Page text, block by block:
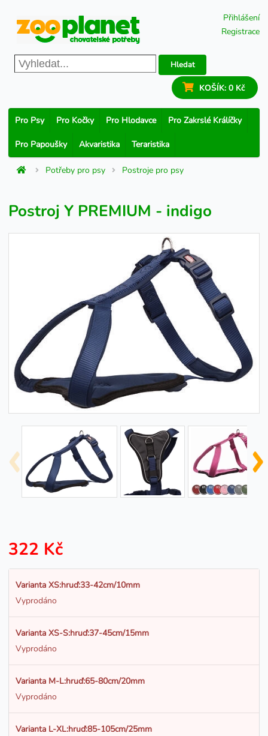
Přihlášení
Registrace
Hledat
KOŠÍK: 0 Kč
Pro Psy Pro Kočky Pro Hlodavce Pro Zakrslé Králíčky
Pro Papoušky Akvaristika Teraristika
Potřeby pro psy Postroje pro psy
Postroj Y PREMIUM - indigo
322 Kč
Varianta XS:hruď:33-42cm/10mm
Vyprodáno
Varianta XS-S:hruď:37-45cm/15mm
Vyprodáno
Varianta M-L:hruď:65-80cm/20mm
Vyprodáno
Varianta L-XL:hruď:85-105cm/25mm